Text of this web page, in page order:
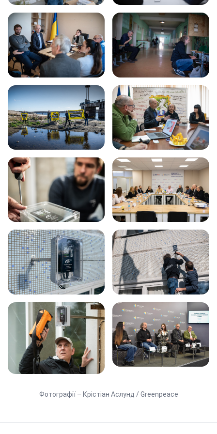
Фотографії – Крістіан Аслунд / Greenpeace